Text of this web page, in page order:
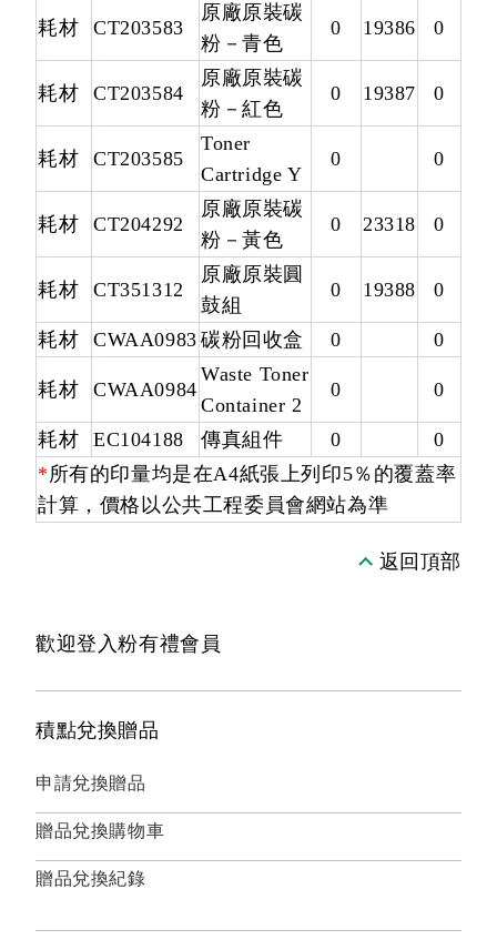
耗材 CT203583
原廠原裝碳
粉－青色
0 19386 0
耗材 CT203584
原廠原裝碳
粉－紅色
0 19387 0
耗材 CT203585
Toner
Cartridge Y
0 0
耗材 CT204292
原廠原裝碳
粉－黃色
0 23318 0
耗材 CT351312
原廠原裝圓
鼓組
0 19388 0
耗材 CWAA0983 碳粉回收盒 0 0
耗材 CWAA0984
Waste Toner
Container 2
0 0
耗材 EC104188 傳真組件 0
0
*所有的印量均是在A4紙張上列印5％的覆蓋率
計算，價格以公共工程委員會網站為準
返回頂部
歡迎登入粉有禮會員
積點兌換贈品
申請兌換贈品
贈品兌換購物車
贈品兌換紀錄